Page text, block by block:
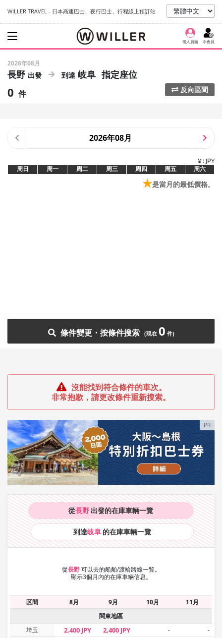
WILLER TRAVEL - 日本高速巴士、夜行巴士、行程線上預訂站
個人頁面 非會員
2026年08月
長野 岐阜 指定座位
0 件 反向區間
2026年08月
¥ : JPY
周日 周一 周二 周三 周四 周五 周六
★是當月的最低價格。
條件變更・按條件搜索 0
沒能找到符合條件的車次。
非常抱歉，請更改條件重新搜索。
PR
從長野 出發的在庫車輛一覽
到達岐阜 的在庫車輛一覽
從長野 可以去的船舶/渡輪路線一覧。
顯示3個月內的在庫車輛信息。
区間 8月 9月 10月
11月
関東地區
埼玉
2,400 JPY 2,400 JPY -
-